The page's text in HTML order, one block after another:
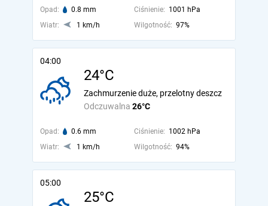
Opad: 0.8 mm Ciśnienie: 1001 hPa
Wiatr:
1 km/h Wilgotność: 97%
04:00
24°C
Odczuwalna 26°C
Zachmurzenie duże, przelotny deszcz
Opad: 0.6 mm Ciśnienie: 1002 hPa
Wiatr:
1 km/h Wilgotność: 94%
05:00
25°C